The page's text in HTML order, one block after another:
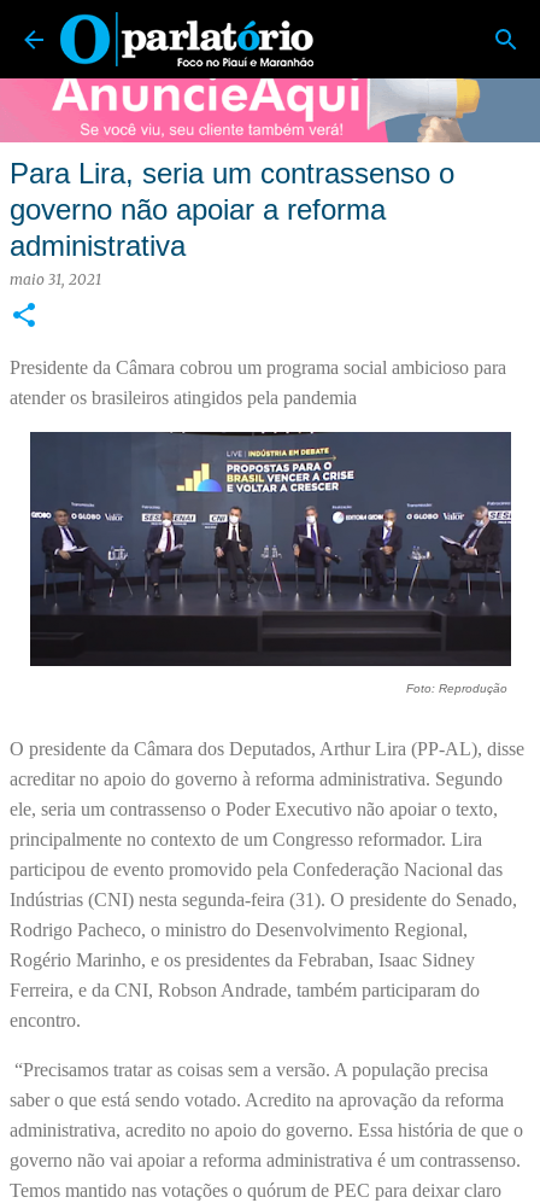
Pular para o conteúdo principal
O Parlatório | Foco no Piauí e Maranhão
Para Lira, seria um contrassenso o
governo não apoiar a reforma
administrativa
maio 31, 2021
Presidente da Câmara cobrou um programa social ambicioso para
atender os brasileiros atingidos pela pandemia
Foto: Reprodução
O presidente da Câmara dos Deputados, Arthur Lira (PP-AL), disse
acreditar no apoio do governo à reforma administrativa. Segundo
ele, seria um contrassenso o Poder Executivo não apoiar o texto,
principalmente no contexto de um Congresso reformador. Lira
participou de evento promovido pela Confederação Nacional das
Indústrias (CNI) nesta segunda-feira (31). O presidente do Senado,
Rodrigo Pacheco, o ministro do Desenvolvimento Regional,
Rogério Marinho, e os presidentes da Febraban, Isaac Sidney
Ferreira, e da CNI, Robson Andrade, também participaram do
encontro.
“Precisamos tratar as coisas sem a versão. A população precisa
saber o que está sendo votado. Acredito na aprovação da reforma
administrativa, acredito no apoio do governo. Essa história de que o
governo não vai apoiar a reforma administrativa é um contrassenso.
Temos mantido nas votações o quórum de PEC para deixar claro